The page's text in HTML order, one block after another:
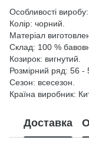
Особливості виробу:
Колір: чорний.
Матеріал
Склад: 100 %
Козирок: вигнутий.
Розмірний ряд: 56 -
Сезон: всесезон.
Країна виробник:
Доставка